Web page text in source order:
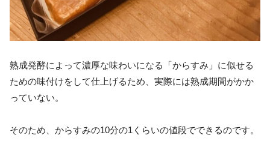
熟成発酵によって濃厚な味わいになる「からすみ」に似せる
ための味付けをして仕上げるため、実際には熟成期間がかか
っていない。
そのため、からすみの10分の1くらいの値段でできるのです。